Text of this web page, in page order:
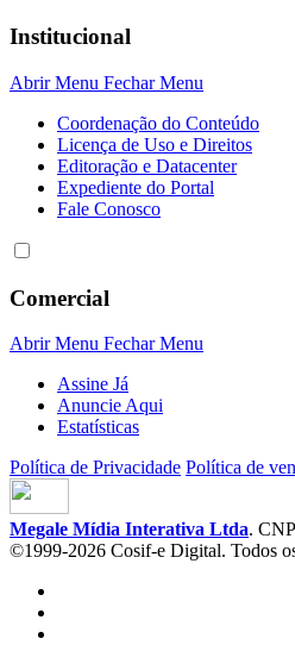
Institucional
Abrir Menu Fechar Menu
Coordenação do Conteúdo
Licença de Uso e Direitos
Editoração e Datacenter
Expediente do Portal
Fale Conosco
Comercial
Abrir Menu Fechar Menu
Assine Já
Anuncie Aqui
Estatísticas
Política de Privacidade Política de
Megale Mídia Interativa Ltda.
©1999-2026 Cosif-e Digital. Todos